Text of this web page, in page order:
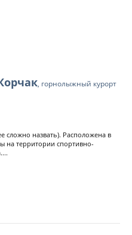
, горнолыжный курорт
сложно назвать). Расположена в
на территории спортивно-